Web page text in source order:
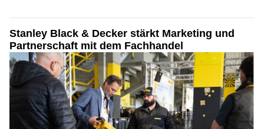
Stanley Black & Decker stärkt Marketing und
Partnerschaft mit dem Fachhandel